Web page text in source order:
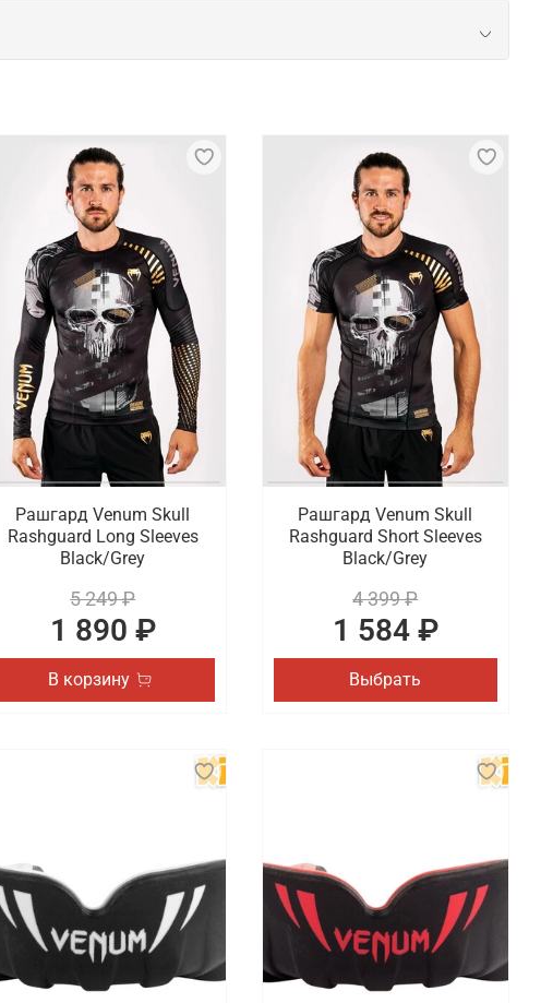
Представительство находится в США и Франции.
и КНР, экипировка – на заводах Venum в Таиланде,
бинты для бокса, а также майки,
поло, рашгардами, боксерскими капами,
в каталог, чтобы выбрать для себя лучший
онлайн заказов по Волгограду.
Рашгард Venum Skull
Rashguard Long Sleeves
Black/Grey
5 249 ₽
1 890 ₽
В корзину
Рашгард Venum Skull
Rashguard Short Sleeves
Black/Grey
4 399 ₽
1 584 ₽
Выбрать